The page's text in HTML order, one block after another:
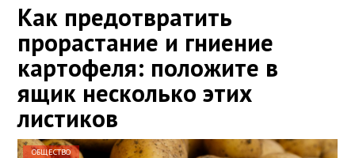
Как предотвратить
прорастание и гниение
картофеля: положите в
ящик несколько этих
листиков
ОБЩЕСТВО